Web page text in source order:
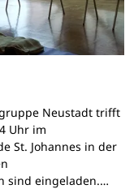
Neustadt trifft
Uhr im
St. Johannes in der
sind eingeladen.…